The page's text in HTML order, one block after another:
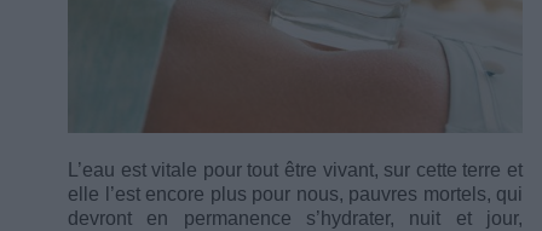
L’eau est vitale pour tout être vivant, sur cette terre et
elle l’est encore plus pour nous, pauvres mortels, qui
devront en permanence s’hydrater, nuit et jour,